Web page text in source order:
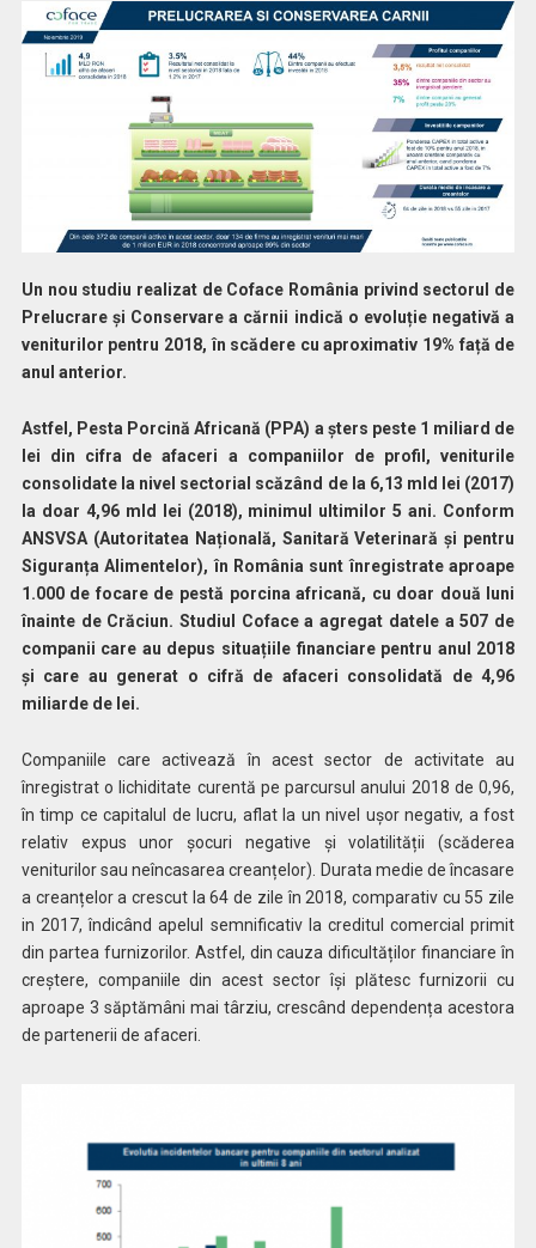
Un nou studiu realizat de Coface România privind sectorul de
Prelucrare și Conservare a cărnii indică o evoluție negativă a
veniturilor pentru 2018, în scădere cu aproximativ 19% față de
anul anterior.
Astfel, Pesta Porcină Africană (PPA) a șters peste 1 miliard de
lei din cifra de afaceri a companiilor de profil, veniturile
consolidate la nivel sectorial scăzând de la 6,13 mld lei (2017)
la doar 4,96 mld lei (2018), minimul ultimilor 5 ani. Conform
ANSVSA (Autoritatea Națională, Sanitară Veterinară și pentru
Siguranța Alimentelor), în România sunt înregistrate aproape
1.000 de focare de pestă porcina africană, cu doar două luni
înainte de Crăciun. Studiul Coface a agregat datele a 507 de
companii care au depus situațiile financiare pentru anul 2018
și care au generat o cifră de afaceri consolidată de 4,96
miliarde de lei.
Companiile care activează în acest sector de activitate au
înregistrat o lichiditate curentă pe parcursul anului 2018 de 0,96,
în timp ce capitalul de lucru, aflat la un nivel ușor negativ, a fost
relativ expus unor șocuri negative și volatilității (scăderea
veniturilor sau neîncasarea creanțelor). Durata medie de încasare
a creanțelor a crescut la 64 de zile în 2018, comparativ cu 55 zile
in 2017, îndicând apelul semnificativ la creditul comercial primit
din partea furnizorilor. Astfel, din cauza dificultăților financiare în
creștere, companiile din acest sector își plătesc furnizorii cu
aproape 3 săptămâni mai târziu, crescând dependența acestora
de partenerii de afaceri.